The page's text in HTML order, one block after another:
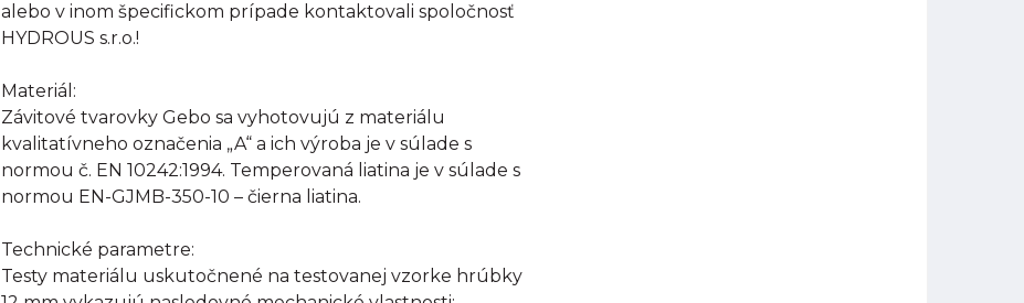
alebo v inom špecifickom prípade kontaktovali spoločnosť
HYDROUS s.r.o.!
Materiál:
Závitové tvarovky Gebo sa vyhotovujú z materiálu
kvalitatívneho označenia „A“ a ich výroba je v súlade s
normou č. EN 10242:1994. Temperovaná liatina je v súlade s
normou EN-GJMB-350-10 – čierna liatina.
Technické parametre:
Testy materiálu uskutočnené na testovanej vzorke hrúbky